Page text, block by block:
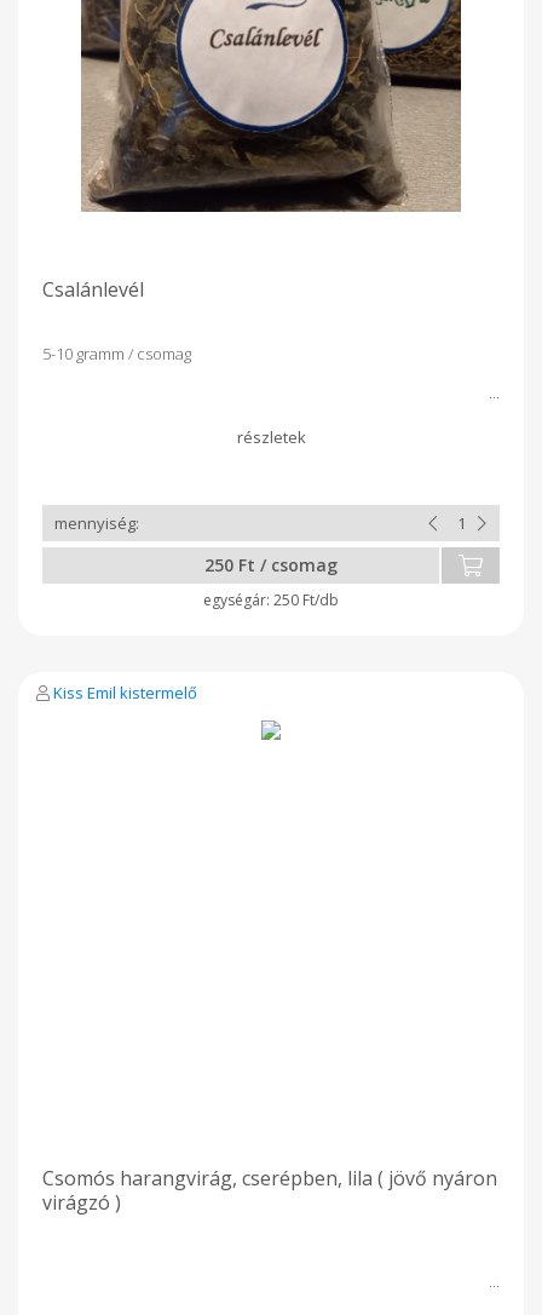
Csalánlevél
5-10 gramm / csomag
250 Ft / csomag
250 Ft/db
Kiss Emil kistermelő
Csomós harangvirág, cserépben, lila ( jövő nyáron
virágzó )